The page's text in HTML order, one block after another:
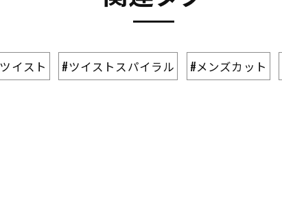
イスト #ツイストスパイラル #メンズカット